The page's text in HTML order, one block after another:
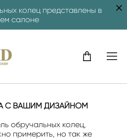
колец представлены в
салоне
С ВАШИМ ДИЗАЙНОМ
обручальных колец,
примерить, но так же